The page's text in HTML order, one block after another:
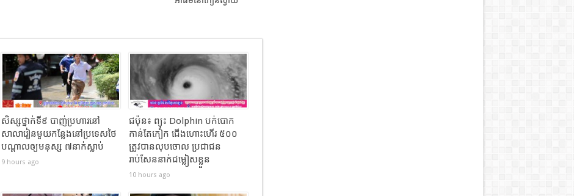
សិស្សថ្នាក់ទី៩ បាញ់ប្រហារនៅ
សាលារៀនមួយកន្លែងនៅប្រទេសថៃ
បណ្តាលឲ្យមនុស្ស ៧នាក់ស្លាប់
9 hours ago
ជប៉ុន៖ ព្យុះ Dolphin បក់បោក
កាន់តែកៀក ជើងហោះហើរ ៥០០
ត្រូវបានលុបចោល ប្រជាជន
រាប់សែននាក់ជម្លៀសខ្លួន
10 hours ago